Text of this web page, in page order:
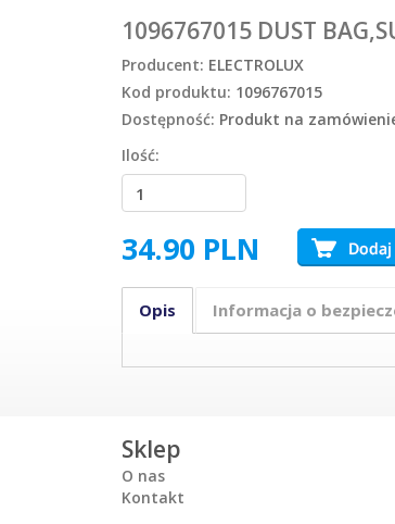
1096767015 DUST
Producent: ELECTROLUX
Kod produktu: 1096767015
Dostępność: Produkt na
Ilość:
34.90 PLN
Opis Informacja o
Sklep
O nas
Kontakt